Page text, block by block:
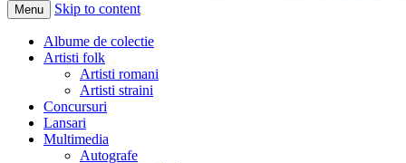
Menu Skip to content
Albume de colectie
Artisti folk
Artisti romani
Artisti straini
Concursuri
Lansari
Multimedia
Autografe